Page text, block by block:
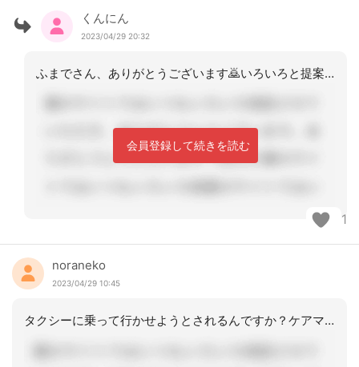
くんにん
2023/04/29 20:32
ふまでさん、ありがとうございます🙇いろいろと提案する方が印象もいいだろうし、介護
会員登録して続きを読む
1
noraneko
2023/04/29 10:45
タクシーに乗って行かせようとされるんですか？ケアマネジャーは、サービスを提案した